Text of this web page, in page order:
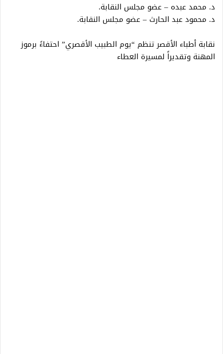
د. محمد عبده – عضو مجلس النقابة.
د. محمود عبد الحارث – عضو مجلس النقابة.
نقابة أطباء الأقصر تنظم “يوم الطبيب الأقصري” احتفاءً برموز
المهنة وتقديراً لمسيرة العطاء